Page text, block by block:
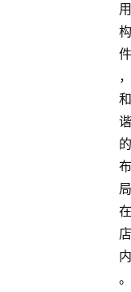
用
构
件
，
和
谐
的
布
局
在
店
内
。